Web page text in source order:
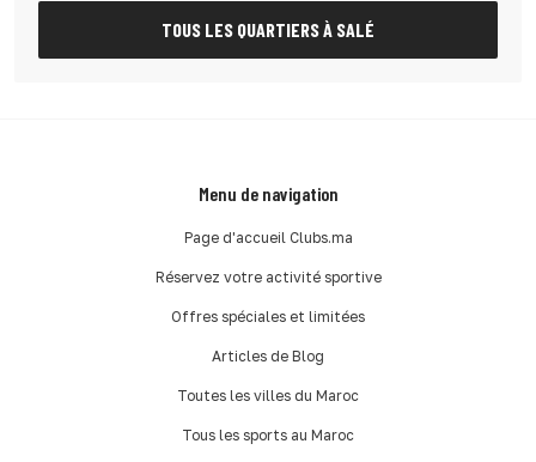
TOUS LES QUARTIERS À SALÉ
Menu de navigation
Page d'accueil Clubs.ma
Réservez votre activité sportive
Offres spéciales et limitées
Articles de Blog
Toutes les villes du Maroc
Tous les sports au Maroc